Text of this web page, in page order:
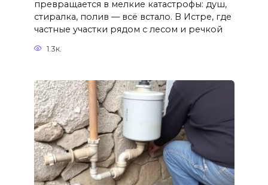
превращается в мелкие катастрофы: душ,
стиралка, полив — всё встало. В Истре, где
частные участки рядом с лесом и речкой
1.3к.